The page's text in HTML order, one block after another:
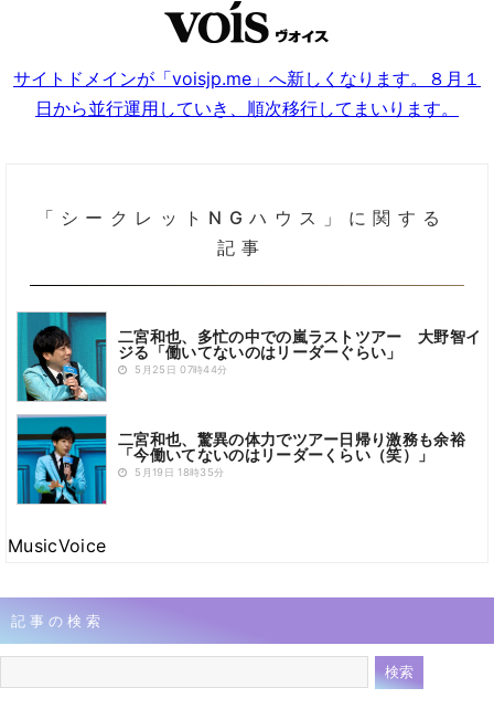
サイトドメインが「voisjp.me」へ新しくなります。８月１
日から並行運用していき、順次移行してまいります。
「シークレットNGハウス」に関する
記事
二宮和也、多忙の中での嵐ラストツアー 大野智イ
ジる「働いてないのはリーダーぐらい」
5月25日 07時44分
二宮和也、驚異の体力でツアー日帰り激務も余裕
「今働いてないのはリーダーくらい（笑）」
5月19日 18時35分
MusicVoice
記事の検索